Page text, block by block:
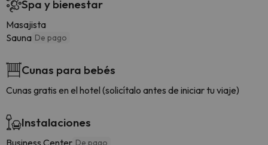
Spa y bienestar
Masajista
Sauna De pago
Cunas para bebés
Cunas gratis en el hotel (solicítalo antes de iniciar tu viaje)
Instalaciones
Business Center De pago